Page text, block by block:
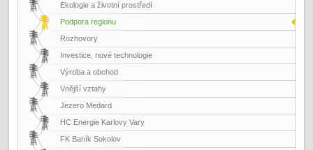
Ekologie a životní prostředí
Podpora regionu
Rozhovory
Investice, nové technologie
Výroba a obchod
Vnější vztahy
Jezero Medard
HC Energie Karlovy Vary
FK Baník Sokolov